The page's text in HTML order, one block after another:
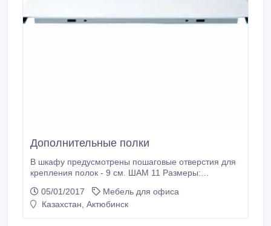
Дополнительные полки
В шкафу предусмотрены пошаговые отверстия для
крепления полок - 9 см. ШАМ 11 Размеры:
:835х20х460 мм. Вес: 2, 9 кг. ШАМ - 12 Размеры:
05/01/2017
Мебель для офиса
Казахстан, Актюбинск